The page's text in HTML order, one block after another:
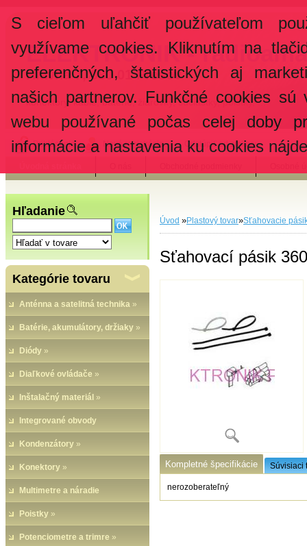
S cieľom uľahčiť používateľom
využívame cookies. Kliknutím na
preferenčných, štatistických aj
našich partnerov. Funkčné cookies sú
webu používané počas celej doby
informácie a nastavenia ku cookies
ELEKTRONIK -
Hlavná 7, 080 01 Prešov
konektory, káble, batérie, žiarovky, súčiastky, poistky, ...
Prihlásenie Nová registrácia Odstúpiť od zmluvy
Hľadanie
Kategórie tovaru
Anténna a satelitná technika »
Batérie, akumulátory, držiaky »
Diódy »
Diaľkové ovládače »
Inštalačný materiál »
Integrované obvody
Kondenzátory »
Konektory »
Multimetre a náradie
Poistky »
Potenciometre a trimre »
Úvod »Plastový tovar»Sťahovacie
Sťahovací pásik
Kompletné špecifikácie Súvisiaci
nerozoberateľný